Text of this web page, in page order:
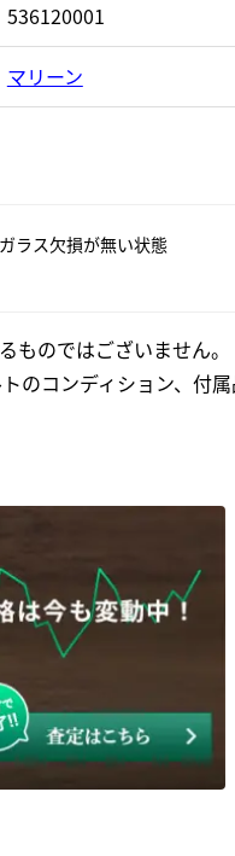
536120001
マリーン
ラス欠損が無い状態
ものではございません。
のコンディション、付